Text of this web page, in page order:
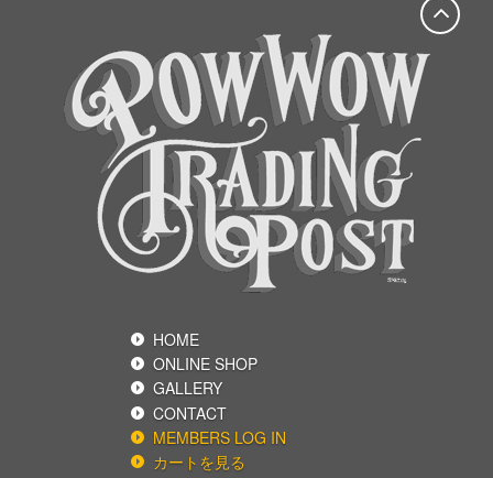
HOME
GALLERY
ONLINE SHOP
CONTACT
MEMBERS LOG IN
カートを見る